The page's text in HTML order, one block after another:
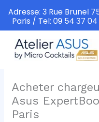
contenu
Acheter
Asus
Paris
Adresse: 3 Rue Brunel
Paris / Tel: 09 54 37 04